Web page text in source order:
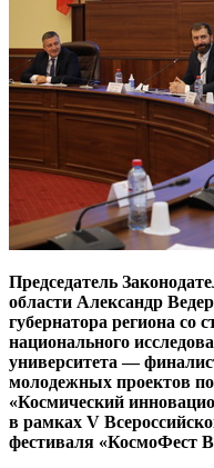
Председатель
области Александр
губернатора региона со
национального
университета —
молодежных проектов
«Космический
в рамках V
фестиваля «КосмоФест